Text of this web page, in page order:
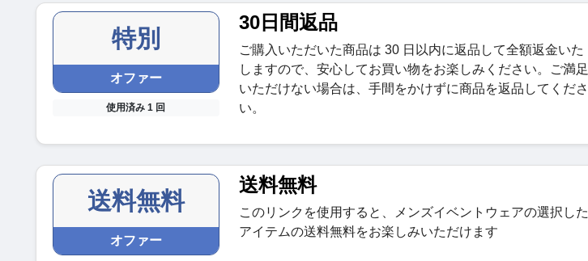
特別
オファー
使用済み 1 回
30日間返品
ご購入いただいた商品は 30 日以内に返品して全額返金いた
しますので、安心してお買い物をお楽しみください。ご満足
いただけない場合は、手間をかけずに商品を返品してくださ
い。
送料無料
オファー
送料無料
このリンクを使用すると、メンズイベントウェアの選択した
アイテムの送料無料をお楽しみいただけます